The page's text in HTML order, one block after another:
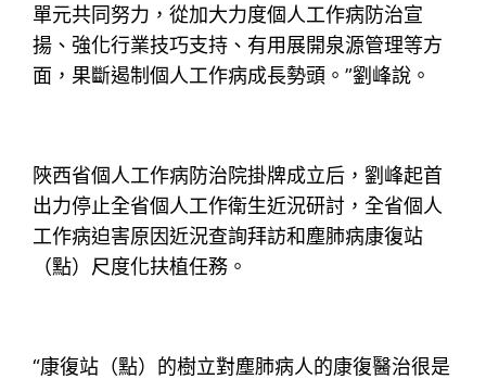
單元共同努力，從加大力度個人工作病防治宣
揚、強化行業技巧支持、有用展開泉源管理等方
面，果斷遏制個人工作病成長勢頭。”劉峰說。
陜西省個人工作病防治院掛牌成立后，劉峰起首
出力停止全省個人工作衛生近況研討，全省個人
工作病迫害原因近況查詢拜訪和塵肺病康復站
（點）尺度化扶植任務。
“康復站（點）的樹立對塵肺病人的康復醫治很是